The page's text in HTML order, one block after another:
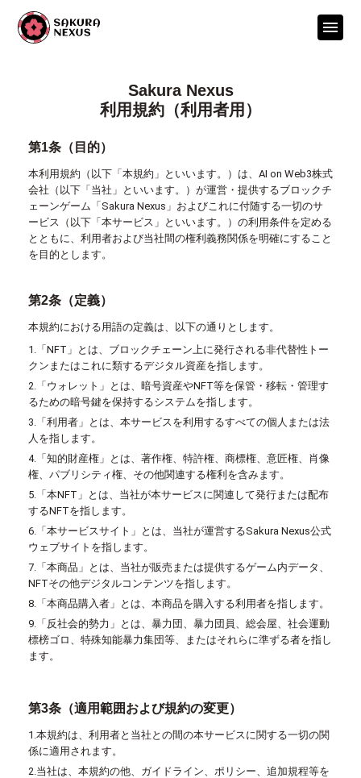
Sakura Nexus
利用規約（利用者用）
第1条（目的）
本利用規約（以下「本規約」といいます。）は、AI on Web3株式
会社（以下「当社」といいます。）が運営・提供するブロックチ
ェーンゲーム「Sakura Nexus」およびこれに付随する一切のサ
ービス（以下「本サービス」といいます。）の利用条件を定める
とともに、利用者および当社間の権利義務関係を明確にすること
を目的とします。
第2条（定義）
本規約における用語の定義は、以下の通りとします。
1.「NFT」とは、ブロックチェーン上に発行される非代替性トー
クンまたはこれに類するデジタル資産を指します。
2.「ウォレット」とは、暗号資産やNFT等を保管・移転・管理す
るための暗号鍵を保持するシステムを指します。
3.「利用者」とは、本サービスを利用するすべての個人または法
人を指します。
4.「知的財産権」とは、著作権、特許権、商標権、意匠権、肖像
権、パブリシティ権、その他関連する権利を含みます。
5.「本NFT」とは、当社が本サービスに関連して発行または配布
するNFTを指します。
6.「本サービスサイト」とは、当社が運営するSakura Nexus公式
ウェブサイトを指します。
7.「本商品」とは、当社が販売または提供するゲーム内データ、
NFTその他デジタルコンテンツを指します。
8.「本商品購入者」とは、本商品を購入する利用者を指します。
9.「反社会的勢力」とは、暴力団、暴力団員、総会屋、社会運動
標榜ゴロ、特殊知能暴力集団等、またはそれらに準ずる者を指し
ます。
第3条（適用範囲および規約の変更）
1.本規約は、利用者と当社との間の本サービスに関する一切の関
係に適用されます。
2.当社は、本規約の他、ガイドライン、ポリシー、追加規程等を